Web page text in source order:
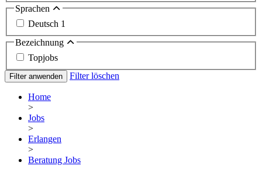
Sprachen
Deutsch 1
Bezeichnung
Topjobs
Filter anwenden Filter löschen
Home
>
Jobs
>
Erlangen
>
Beratung Jobs